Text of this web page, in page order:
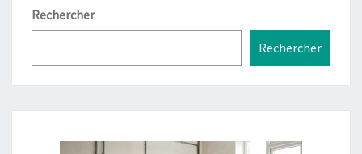
Rechercher
Rechercher